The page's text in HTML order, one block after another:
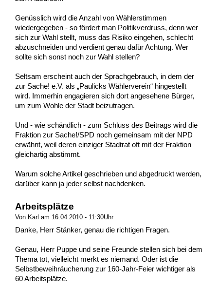
Genüsslich wird die Anzahl von Wählerstimmen
wiedergegeben - so fördert man Politikverdruss, denn wer
sich zur Wahl stellt, muss das Risiko eingehen, schlecht
abzuschneiden und verdient genau dafür Achtung. Wer
sollte sich sonst noch zur Wahl stellen?
Seltsam erscheint auch der Sprachgebrauch, in dem der
zur Sache! e.V. als „Paulicks Wählerverein“ hingestellt
wird. Immerhin engagieren sich dort angesehene Bürger,
um zum Wohle der Stadt beizutragen.
Und - wie schändlich - zum Schluss des Beitrags wird die
Fraktion zur Sache!/SPD noch gemeinsam mit der NPD
erwähnt, weil deren einziger Stadtrat oft mit der Fraktion
gleichartig abstimmt.
Warum solche Artikel geschrieben und abgedruckt werden,
darüber kann ja jeder selbst nachdenken.
Arbeitsplätze
Von Karl am 16.04.2010 - 11:30Uhr
Danke, Herr Stänker, genau die richtigen Fragen.
Genau, Herr Puppe und seine Freunde stellen sich bei dem
Thema tot, vielleicht merkt es niemand. Oder ist die
Selbstbeweihräucherung zur 160-Jahr-Feier wichtiger als
60 Arbeitsplätze.